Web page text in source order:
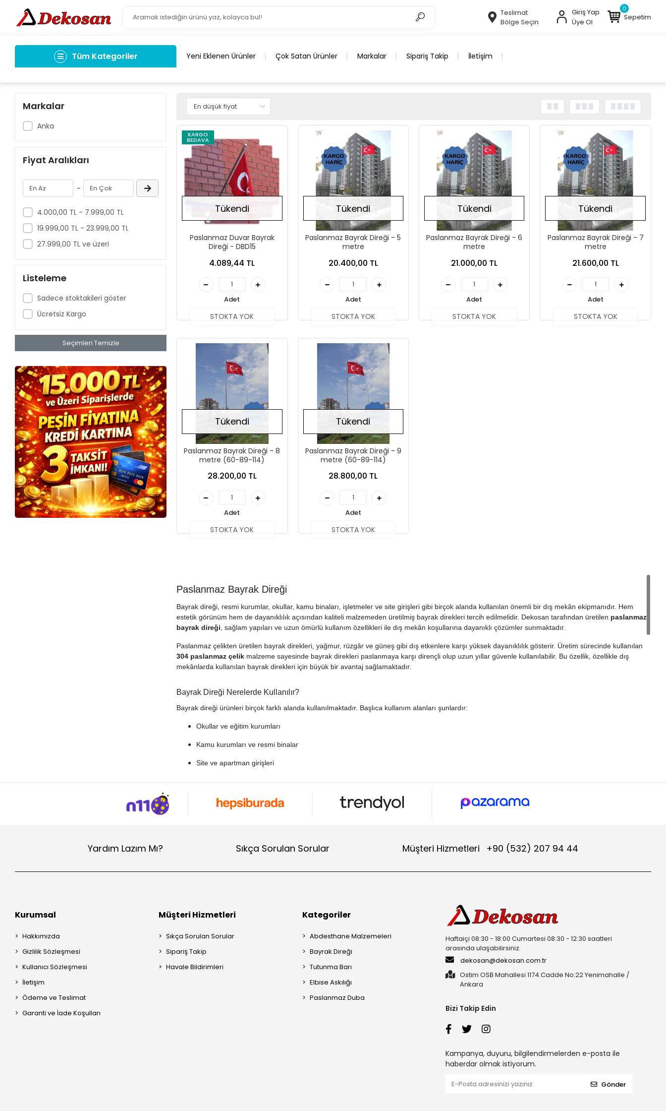
Teslimat
Bölge Seçin
Giriş Yap
Üye Ol
0
Sepetim
Tüm Kategoriler Yeni Eklenen Ürünler Çok Satan Ürünler Markalar Sipariş Takip İletişim
Markalar
Anka
Fiyat Aralıkları
-
4.000,00 TL - 7.999,00 TL
19.999,00 TL - 23.999,00 TL
27.999,00 TL ve üzeri
Listeleme
Sadece stoktakileri göster
Ücretsiz Kargo
Seçimleri Temizle
KARGO
BEDAVA
Tükendi
Paslanmaz Duvar Bayrak
Direği - DBD15
4.089,44 TL
Adet
STOKTA YOK
Tükendi
Paslanmaz Bayrak Direği - 5
metre
20.400,00 TL
Adet
STOKTA YOK
Tükendi
Paslanmaz Bayrak Direği - 6
metre
21.000,00 TL
Adet
STOKTA YOK
Tükendi
Paslanmaz Bayrak Direği - 7
metre
21.600,00 TL
Adet
STOKTA YOK
Tükendi
Paslanmaz Bayrak Direği - 8
metre (60-89-114)
28.200,00 TL
Adet
STOKTA YOK
Tükendi
Paslanmaz Bayrak Direği - 9
metre (60-89-114)
28.800,00 TL
Adet
STOKTA YOK
Paslanmaz Bayrak Direği
Bayrak direği, resmi kurumlar, okullar, kamu binaları, işletmeler ve site girişleri gibi birçok alanda kullanılan önemli bir dış mekân ekipmanıdır. Hem
estetik görünüm hem de dayanıklılık açısından kaliteli malzemeden üretilmiş bayrak direkleri tercih edilmelidir. Dekosan tarafından üretilen paslanmaz
bayrak direği , sağlam yapıları ve uzun ömürlü kullanım özellikleri ile dış mekân koşullarına dayanıklı çözümler sunmaktadır.
Paslanmaz çelikten üretilen bayrak direkleri, yağmur, rüzgâr ve güneş gibi dış etkenlere karşı yüksek dayanıklılık gösterir. Üretim sürecinde kullanılan
304 paslanmaz çelik malzeme sayesinde bayrak direkleri paslanmaya karşı dirençli olup uzun yıllar güvenle kullanılabilir. Bu özellik, özellikle dış
mekânlarda kullanılan bayrak direkleri için büyük bir avantaj sağlamaktadır.
Bayrak Direği Nerelerde Kullanılır?
Bayrak direği ürünleri birçok farklı alanda kullanılmaktadır. Başlıca kullanım alanları şunlardır:
Okullar ve eğitim kurumları
Kamu kurumları ve resmi binalar
Site ve apartman girişleri
Fabrika ve işletme alanları
Oteller, alışveriş merkezleri ve sosyal tesisler
Bu alanlarda kullanılan bayrak direklerinin sağlam, dayanıklı ve uzun ömürlü olması büyük önem taşır. Paslanmaz çelikten üretilen direkler hem estetik
Paslanmaz Bayrak Direği Özellikleri
Dış mekân kullanımına uygun dayanıklı yapı
Uzun ömürlü ve paslanmaya karşı dirençli malzeme
Sağlam montaj sistemi
Estetik ve modern görünüm
kullanım alanları için önemli avantajlar sağlar.
yüksekliklerde bayrak direği seçenekleri tercih edilebilir. Sağlam gövde yapısı ve kaliteli üretim sayesinde bayrak direkleri uzun süre güvenli şekilde
Dekosan tarafından Anka Bayrak Direkleri markası altında üretilen bayrak direkleri hem estetik hem de dayanıklılık açısından yüksek kalite
Yardım Lazım Mı? Sıkça Sorulan Sorular Müşteri Hizmetleri +90 (532) 207 94 44
Kurumsal
Hakkımızda
Gizlilik Sözleşmesi
Kullanıcı Sözleşmesi
İletişim
Ödeme ve Teslimat
Garanti ve İade Koşulları
Müşteri Hizmetleri
Sıkça Sorulan Sorular
Sipariş Takip
Havale Bildirimleri
Kategoriler
Abdesthane Malzemeleri
Bayrak Direği
Tutunma Barı
Elbise Askılığı
Paslanmaz Duba
Haftaiçi 08:30 - 18:00 Cumartesi 08:30 - 12:30 saatleri
arasında ulaşabilirsiniz.
dekosan@dekosan.com.tr
Ostim OSB Mahallesi 1174.Cadde No:22 Yenimahalle /
Ankara
Bizi Takip Edin
Kampanya, duyuru, bilgilendirmelerden e-posta ile
haberdar olmak istiyorum.
Gönder